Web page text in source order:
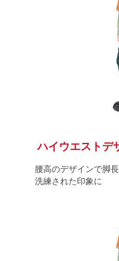
ハイウエストデ
腰高のデザインで脚
洗練された印象に